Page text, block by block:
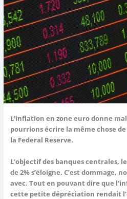
L’inflation en zone euro donne
pourrions écrire la même chose
la Federal Reserve.
L’objectif des banques centrales,
de 2% s’éloigne. C’est dommage,
avec. Tout en pouvant dire que
cette petite dépréciation rendait